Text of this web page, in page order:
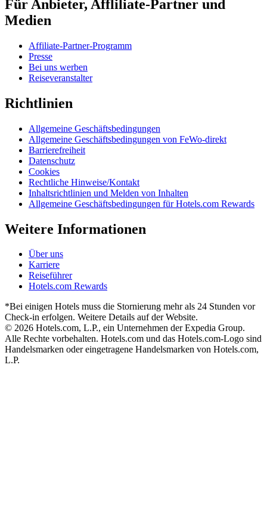
Für Anbieter, Affliliate-Partner und
Medien
Affiliate-Partner-Programm
Presse
Bei uns werben
Reiseveranstalter
Richtlinien
Allgemeine Geschäftsbedingungen
Allgemeine Geschäftsbedingungen von FeWo-direkt
Barrierefreiheit
Datenschutz
Cookies
Rechtliche Hinweise/Kontakt
Inhaltsrichtlinien und Melden von Inhalten
Allgemeine Geschäftsbedingungen für Hotels.com Rewards
Weitere Informationen
Über uns
Karriere
Reiseführer
Hotels.com Rewards
*Bei einigen Hotels muss die Stornierung mehr als 24 Stunden vor
Check-in erfolgen. Weitere Details auf der Website.
© 2026 Hotels.com, L.P., ein Unternehmen der Expedia Group.
Alle Rechte vorbehalten. Hotels.com und das Hotels.com-Logo sind
Handelsmarken oder eingetragene Handelsmarken von Hotels.com,
L.P.